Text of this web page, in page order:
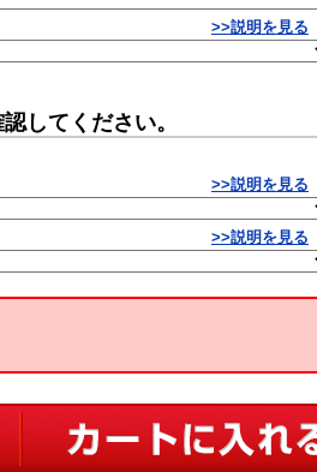
>>説明を見る
してください。
>>説明を見る
>>説明を見る